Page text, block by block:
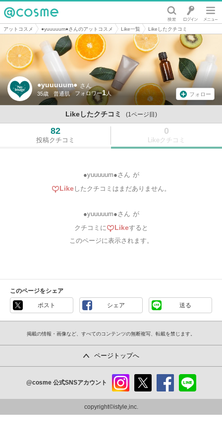
@cosme
アットコスメ ●yuuuuum●さんのアットコスメ Like一覧 Likeしたクチコミ
●yuuuuum● さん
35歳 普通肌 1 フォロー
Likeしたクチコミ (1ページ目)
82
投稿クチコミ
0
Likeクチコミ
●yuuuuum●さん が
Like したクチコミはまだありません。
●yuuuuum●さん が
クチコミに
Likeすると
このページに表示されます。
このページをシェア
ポスト シェア 送る
掲載の情報・画像など、すべてのコンテンツの無断複写、転載を禁じます。
ページトップへ
@cosme 公式SNSアカウント
ram
copyright©istyle,inc.